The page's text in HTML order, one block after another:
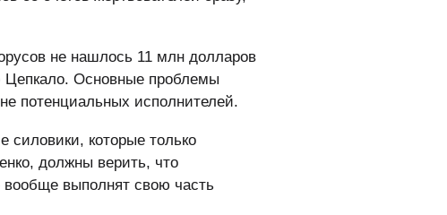
не нашлось 11 млн долларов
Цепкало. Основные проблемы
потенциальных исполнителей.
которые только
должны верить, что
выполнят свою часть